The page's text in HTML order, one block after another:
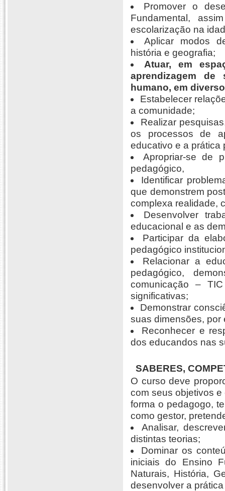
Promover o
Fundamental,
escolarização na
Aplicar modos
história e geografia;
Atuar, em
aprendizagem de
humano, em
Estabelecer
a comunidade;
Realizar
os processos de
educativo e a prática
Apropriar-se de
pedagógico,
Identificar
que demonstrem
complexa realidade,
Desenvolver
educacional e as
Participar da
pedagógico
Relacionar a
pedagógico,
comunicação –
significativas;
Demonstrar
suas dimensões, por
Reconhecer e
dos educandos nas
SABERES,
O curso deve
com seus objetivos
forma o pedagogo,
como gestor,
Analisar,
distintas teorias;
Dominar os
iniciais do Ensino
Naturais, História,
desenvolver a